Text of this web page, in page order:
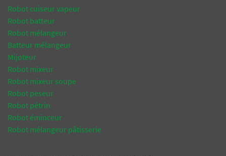
Robot cuiseur vapeur
Robot batteur
Robot mélangeur
Batteur mélangeur
Mijoteur
Robot mixeur
Robot mixeur soupe
Robot peseur
Robot pétrin
Robot éminceur
Robot mélangeur pâtisserie